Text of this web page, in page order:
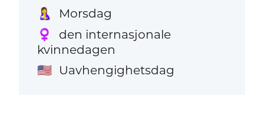
🤱 Morsdag
♀️
den internasjonale
kvinnedagen
🇺🇸 Uavhengighetsdag